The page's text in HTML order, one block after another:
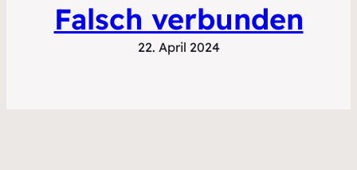
Falsch verbunden
22. April 2024